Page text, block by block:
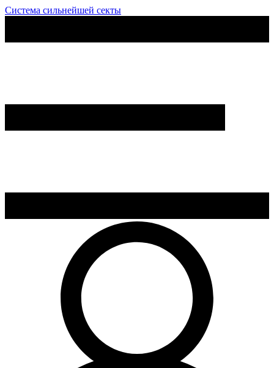
Система сильнейшей секты